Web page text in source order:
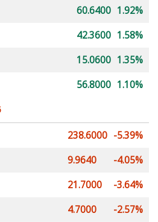
60.6400 1.92%
42.3600 1.58%
15.0600 1.35%
56.8000 1.10%
238.6000 -5.39%
9.9640
-4.05%
21.7000
-3.64%
4.7000
-2.57%